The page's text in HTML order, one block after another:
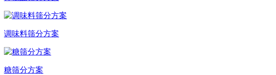
调味料筛分方案
糖筛分方案